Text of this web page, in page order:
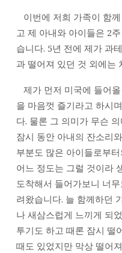
한
감
사
이번에 저희 가족이 함
고 제 아내와 아이들은 2
습니다. 5년 전에 제가 과
과 떨어져 있던 것 외에는
제가 먼저 미국에 들어
을 마음껏 즐기라고 하시
다. 물론 그 의미가 무슨
잠시 동안 아내의 잔소리
부분도 많은 아이들로부
어느 정도는 그럴 것이라
도착해서 들어가보니 너
려왔습니다. 늘 함께하던
나 새삼스럽게 느끼게 되
투기도 하고 때론 잠시 떨
때도 있었지만 막상 떨어